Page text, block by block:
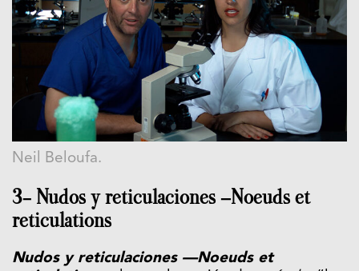
Neil Beloufa.
3- Nudos y reticulaciones —Noeuds et
reticulations
Nudos y reticulaciones —Noeuds et